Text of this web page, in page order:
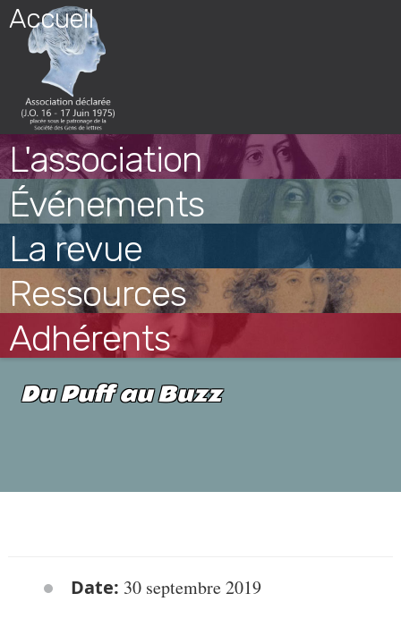
Skip
content
Accueil
L'association
Événements
La revue
Ressources
Adhérents
Du Puff au Buzz
Date: 30 septembre 2019